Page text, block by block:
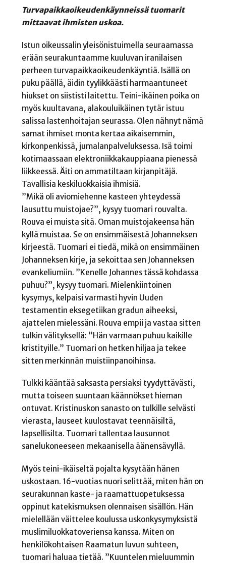
Turvapaikkaoikeudenkäynneissä tuomarit
mittaavat ihmisten uskoa.
Istun oikeussalin yleisönistuimella seuraamassa
erään seurakuntaamme kuuluvan iranilaisen
perheen turvapaikkaoikeudenkäyntiä. Isällä on
puku päällä, äidin tyylikkäästi harmaantuneet
hiukset on siististi laitettu. Teini-ikäinen poika on
myös kuultavana, alakouluikäinen tytär istuu
salissa lastenhoitajan seurassa. Olen nähnyt nämä
samat ihmiset monta kertaa aikaisemmin,
kirkonpenkissä, jumalanpalveluksessa. Isä toimi
kotimaassaan elektroniikkakauppiaana pienessä
liikkeessä. Äiti on ammatiltaan kirjanpitäjä.
Tavallisia keskiluokkaisia ihmisiä.
”Mikä oli aviomiehenne kasteen yhteydessä
lausuttu muistojae?”, kysyy tuomari rouvalta.
Rouva ei muista sitä. Oman muistojakeensa hän
kyllä muistaa. Se on ensimmäisestä Johanneksen
kirjeestä. Tuomari ei tiedä, mikä on ensimmäinen
Johanneksen kirje, ja sekoittaa sen Johanneksen
evankeliumiin. ”Kenelle Johannes tässä kohdassa
puhuu?”, kysyy tuomari. Mielenkiintoinen
kysymys, kelpaisi varmasti hyvin Uuden
testamentin eksegetiikan gradun aiheeksi,
ajattelen mielessäni. Rouva empii ja vastaa sitten
tulkin välityksellä: ”Hän varmaan puhuu kaikille
kristityille.” Tuomari on hetken hiljaa ja tekee
sitten merkinnän muistiinpanoihinsa.
Tulkki kääntää saksasta persiaksi tyydyttävästi,
mutta toiseen suuntaan käännökset hieman
ontuvat. Kristinuskon sanasto on tulkille selvästi
vierasta, lauseet kuulostavat teennäisiltä,
lapsellisilta. Tuomari tallentaa lausunnot
sanelukoneeseen mekaanisella äänensävyllä.
Myös teini-ikäiseltä pojalta kysytään hänen
uskostaan. 16-vuotias nuori selittää, miten hän on
seurakunnan kaste- ja raamattuopetuksessa
oppinut katekismuksen olennaisen sisällön. Hän
mielellään väittelee koulussa uskonkysymyksistä
muslimiluokkatoveriensa kanssa. Miten on
henkilökohtaisen Raamatun luvun suhteen,
tuomari haluaa tietää. ”Kuuntelen mieluummin